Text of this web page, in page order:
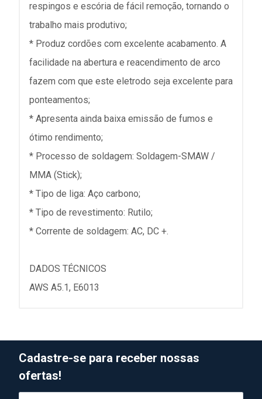
respingos e escória de fácil remoção, tornando o
trabalho mais produtivo;
* Produz cordões com excelente acabamento. A
facilidade na abertura e reacendimento de arco
fazem com que este eletrodo seja excelente para
ponteamentos;
* Apresenta ainda baixa emissão de fumos e
ótimo rendimento;
* Processo de soldagem: Soldagem-SMAW /
MMA (Stick);
* Tipo de liga: Aço carbono;
* Tipo de revestimento: Rutilo;
* Corrente de soldagem: AC, DC +.
DADOS TÉCNICOS
AWS A5.1, E6013
Cadastre-se para receber nossas
ofertas!